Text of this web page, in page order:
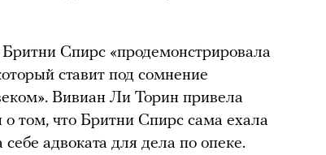
Спирс «продемонстрировала
ставит под сомнение
Вивиан Ли Торин привела
том, что Бритни Спирс сама ехала
адвоката для дела по опеке.